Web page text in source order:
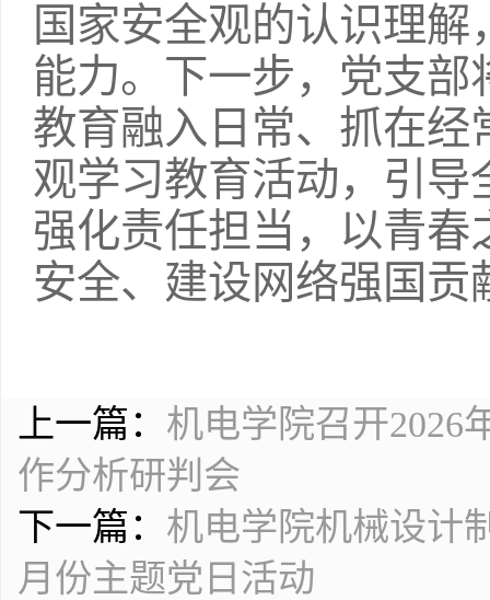
国家安全观的认识理
能力。下一步，党支
教育融入日常、抓在
观学习教育活动，引
强化责任担当，以青
安全、建设网络强国贡
上一篇： 机电学院召开2026
作分析研判会
下一篇： 机电学院机械设计
月份主题党日活动